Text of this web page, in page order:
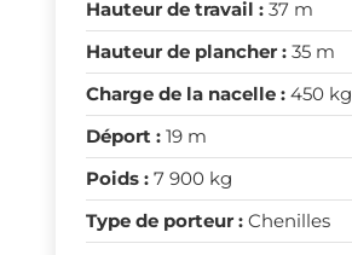
Hauteur de travail :37 m
Hauteur de plancher :35 m
Charge de la nacelle :450 kg
Déport :19 m
Poids :7 900 kg
Type de porteur :Chenilles